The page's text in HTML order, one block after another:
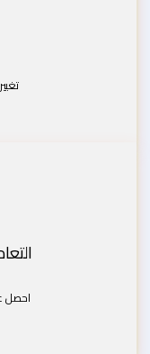
احصل